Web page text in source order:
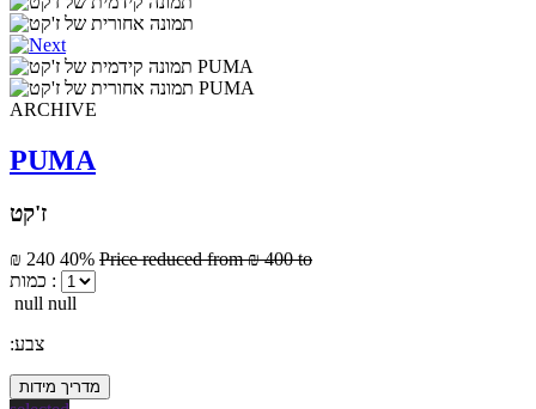
ARCHIVE
PUMA
ז'קט
₪ 240 40% Price reduced from₪ 400 to
כמות :
null null
:צבע
מדריך מידות